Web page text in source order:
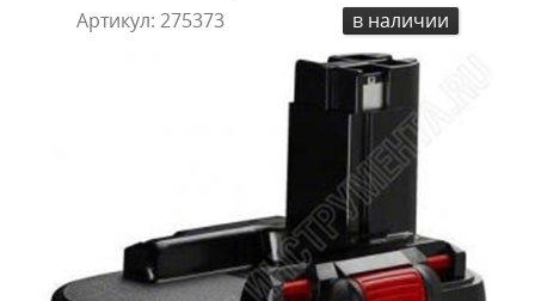
Артикул:275373 в наличии